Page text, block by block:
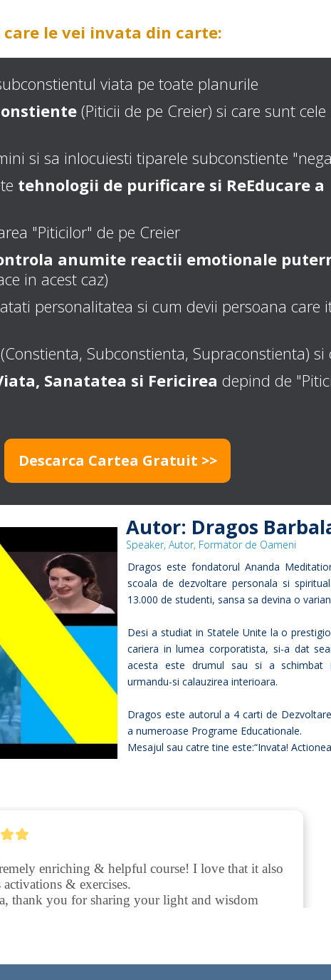
le vei invata din carte:
viata pe toate planurile
(Piticii de pe Creier) si care sunt
si sa inlocuiesti tiparele subconstiente
tehnologii de purificare si ReEducare a
"Piticilor" de pe Creier
anumite reactii emotionale
in acest caz)
personalitatea si cum devii persoana care
Subconstienta, Supraconstienta) si
Sanatatea si Fericirea depind de
Descarca Cartea Gratuit >>
Autor: Dragos
Speaker, Autor, Formator de Oameni
Dragos este fondatorul Ananda
scoala de dezvoltare personala si
13.000 de studenti, sansa sa devina o
Desi a studiat in Statele Unite la o
cariera in lumea corporatista, si-a dat
acesta este drumul sau si a schimbat
urmandu-si calauzirea interioara.
Dragos este autorul a 4 carti de
a numeroase Programe Educationale.
Mesajul sau catre tine este:“Invata!